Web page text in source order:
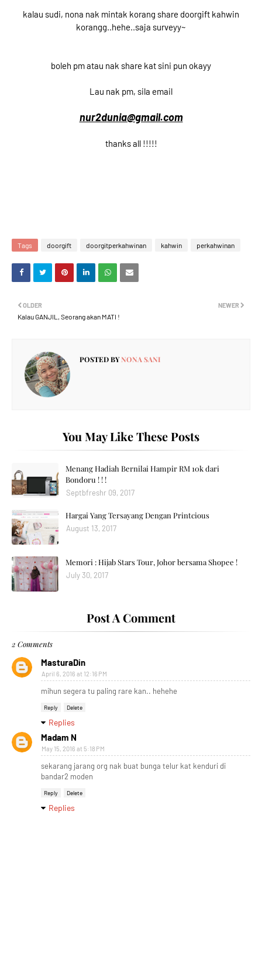
kalau sudi, nona nak mintak korang share doorgift kahwin
korangg..hehe..saja surveyy~
boleh pm atau nak share kat sini pun okayy
Lau nak pm, sila email
nur2dunia@gmail.com
thanks all !!!!!
Tags doorgift doorgitperkahwinan kahwin perkahwinan
NEWER
OLDER
Kalau GANJIL, Seorang akan MATI !
POSTED BYNONA SANI
You May Like These Posts
Menang Hadiah Bernilai Hampir RM 10k dari
Bondoru ! ! !
Septbfreshr 09, 2017
Hargai Yang Tersayang Dengan Printcious
August 13, 2017
Memori : Hijab Stars Tour, Johor bersama Shopee !
July 30, 2017
Post A Comment
2 Comments
MasturaDin
April 6, 2016 at 12:16 PM
mihun segera tu paling rare kan.. hehehe
Reply Delete
Replies
Madam N
May 15, 2016 at 5:18 PM
sekarang jarang org nak buat bunga telur kat kenduri di
bandar2 moden
Reply Delete
Replies